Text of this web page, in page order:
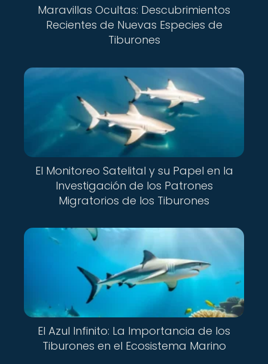
Maravillas Ocultas: Descubrimientos
Recientes de Nuevas Especies de
Tiburones
El Monitoreo Satelital y su Papel en la
Investigación de los Patrones
Migratorios de los Tiburones
El Azul Infinito: La Importancia de los
Tiburones en el Ecosistema Marino